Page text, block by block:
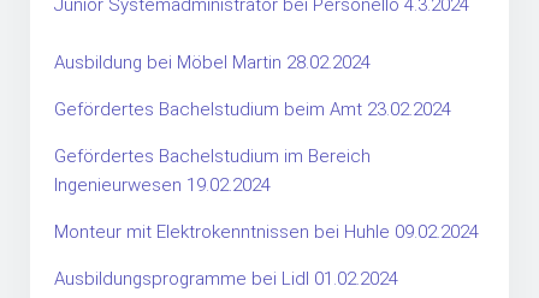
Junior Systemadministrator bei Personello 4.3.2024
Ausbildung bei Möbel Martin 28.02.2024
Gefördertes Bachelstudium beim Amt 23.02.2024
Gefördertes Bachelstudium im Bereich
Ingenieurwesen 19.02.2024
Monteur mit Elektrokenntnissen bei Huhle 09.02.2024
Ausbildungsprogramme bei Lidl 01.02.2024